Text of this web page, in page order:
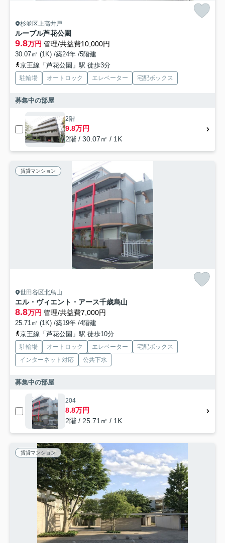
杉並区上高井戸
ルーブル芦花公園
9.8万円 管理/共益費10,000円
30.07㎡ (1K) /築24年 /5階建
京王線「芦花公園」駅 徒歩3分
駐輪場 オートロック エレベーター 宅配ボックス
募集中の部屋
2階
9.8万円
2階 / 30.07㎡ / 1K
賃貸マンション
世田谷区北烏山
エル・ヴィエント・アース千歳烏山
8.8万円 管理/共益費7,000円
25.71㎡ (1K) /築19年 /4階建
京王線「芦花公園」駅 徒歩10分
駐輪場 オートロック エレベーター
宅配ボックス
インターネット対応
公共下水
募集中の部屋
204
8.8万円
2階 / 25.71㎡ / 1K
賃貸マンション